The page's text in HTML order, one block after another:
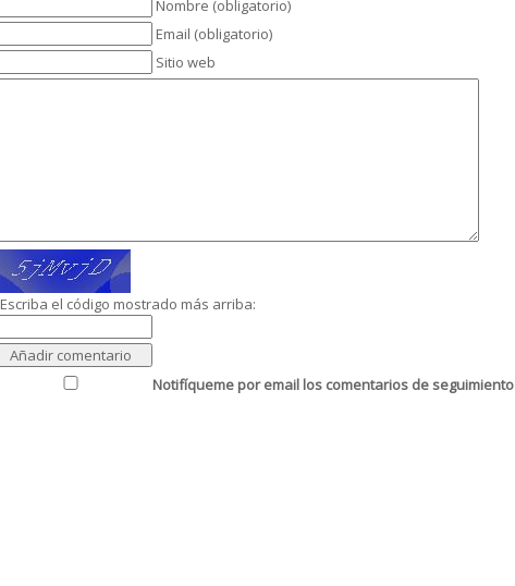
Nombre (obligatorio)
Email (obligatorio)
Sitio web
Escriba el código mostrado más arriba:
Notifíqueme por email los comentarios de seguimiento